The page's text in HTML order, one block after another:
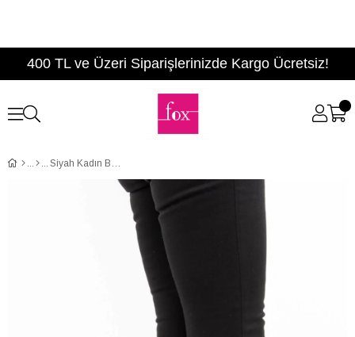
400 TL ve Üzeri Siparişlerinizde Kargo Ücretsiz!
Siyah Kadın Bot E367050802